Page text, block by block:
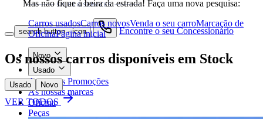
search button - icon Encontre o seu Concessionário
Novo
Usado
As nossas Promoções
As nossas marcas
Oficina
Peças
Mas não fique à beira da estrada! Faça uma nova pesquisa:
Carros usadosCarros novosVenda o seu carroMarcação de
OficinaPágina inicial
Os nossos carros disponíveis em Stock
Usado Novo
VER TODOS